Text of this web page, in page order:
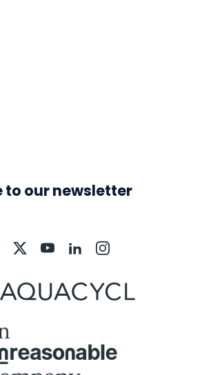
to our newsletter
Aquacycl
On
Aquacycl
On
Aquacycl
On
Aquacycl
On